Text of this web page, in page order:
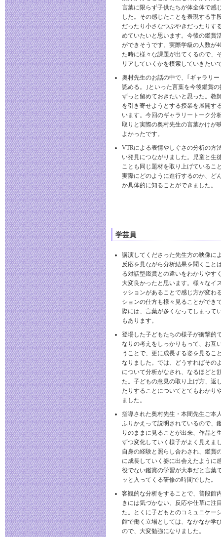
言葉に限らず子供たちが体全体で感
した。その感じたことを表現する手
だったり小さなつぶやきだったりす
めていたいと思います。今後の鑑賞
ができそうです。実際学級の人数が
た時に様々な課題が出てくるので、
リアしていくかを模索していきたい
奥村先生のお話の中で、｢ギャラリ
認める。｣といった言葉を今後鑑賞
ずっと留めておきたいと思った。教
を引き寄せようとする授業を展開す
います。今回のギャラリートーク分
取りと実際の奥村先生の言葉かけが
よかったです。
VTRによる表情やしぐさの分析の方
い発見につながりました。児童と生
ことも同じ題材を取り上げているこ
実際にどのように進行するのか、ど
か具体的に知ることができました。
学芸員
講演してくださった先生方の映像に
反応を見ながら分析結果を聞くこと
る対話型鑑賞との違いをわかりやす
大変良かったと思います。様々なイ
ッションがあることで感じ方が変わ
ションの仕方も様々見ることができ
際には、言葉が多くなってしまって
もあります。
登場した子どもたちの様子が衝撃的
なりの考えをしっかりもって、お互
うことで、更に成長する姿を見るこ
なりました。では、どうすればその
について分析がなされ、なるほどと
た。子どもの意見の取り上げ方、返
たりすることについてとてもわかり
ました。
指導された奥村先生・本間先生ご本
ふりかえって説明されているので、
りのままに見ることが出来、作品と
ずつ変化していく様子がよく見えま
自身の経験と照らし合わされ、鑑賞
に成長していく姿に出会えたように
役でない鑑賞の学習が大事だと言葉
ッと入ってくる研修の時間でした。
客観的な分析をすることで、普段館
きには気づかない、反応や仕草に注
た。とくに子どもとのコミュニケー
館で働く立場としては、なかなか学
ので、大変勉強になりました。